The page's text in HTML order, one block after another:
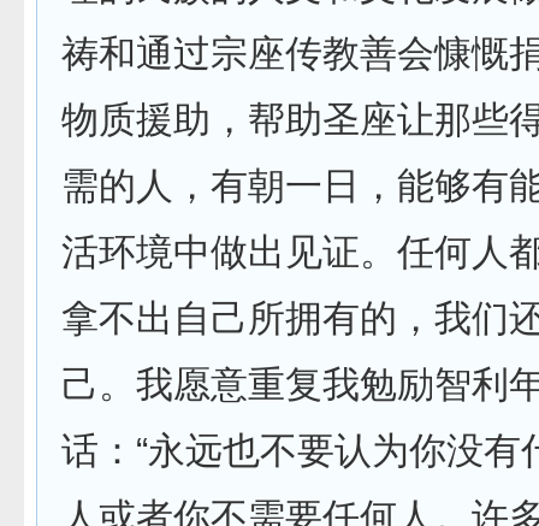
祷和通过宗座传教善会慷慨
物质援助，帮助圣座让那些
需的人，有朝一日，能够有
活环境中做出见证。任何人
拿不出自己所拥有的，我们
己。我愿意重复我勉励智利
话：“永远也不要认为你没有
人或者你不需要任何人。许